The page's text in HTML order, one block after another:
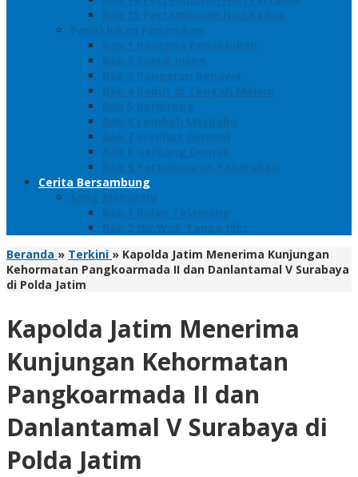
Bab 15 Pertempuran Hari Kedua
Penaklukan Panarukan
Bab 1 Rencana Penaklukan
Bab 2 Sabuk Inten
Bab 3 Pangeran Benawa
Bab 4 Kabut di Tengah Malam
Bab 5 Berhitung
Bab 6 Lembah Merbabu
Bab 7 Wedhus Gembel
Bab 8 Gerbang Demak
Bab 9 Pertempuran Panarukan
Cerita Bersambung
Sang Maharani
Bab 1 Bulan Telanjang
Bab 2 Nir Wuk Tanpa Jalu
Beranda » Terkini » Kapolda Jatim Menerima Kunjungan
Kehormatan Pangkoarmada II dan Danlantamal V Surabaya
di Polda Jatim
Kapolda Jatim Menerima
Kunjungan Kehormatan
Pangkoarmada II dan
Danlantamal V Surabaya di
Polda Jatim